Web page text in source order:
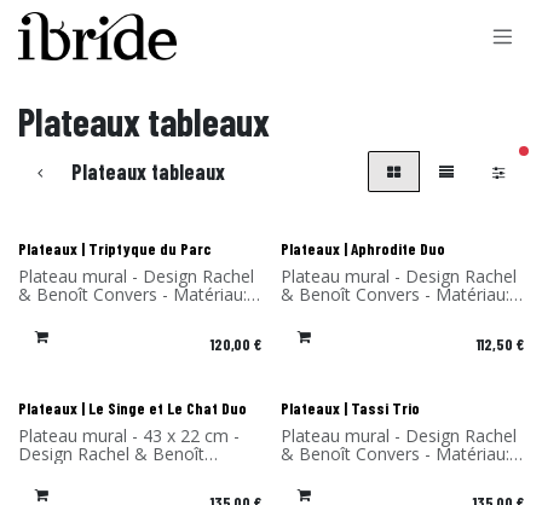
Se rendre au contenu
Plateaux tableaux
Plateaux tableaux
Nouveau !
Plateaux | Triptyque du Parc
Plateau mural - Design Rachel
& Benoît Convers - Matériau:
en France
120,00 €
Nouveau !
Plateaux | Aphrodite Duo
Plateau mural - Design Rachel
& Benoît Convers - Matériau:
en France
112,50 €
Nouveau !
Plateaux | Le Singe et Le Chat Duo
Plateau mural - 43 x 22 cm -
Design Rachel & Benoît
Convers - Matériau: Stratifié
de bouleau - Fabriqué en
Nouveau !
Plateaux | Tassi Trio
Plateau mural - Design Rachel
& Benoît Convers - Matériau:
en France